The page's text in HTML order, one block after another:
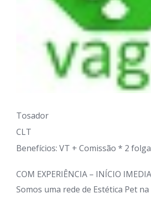
Tosador
CLT
Benefícios: VT + Comissão * 2
COM EXPERIÊNCIA – INÍCIO
Somos uma rede de Estética Pet